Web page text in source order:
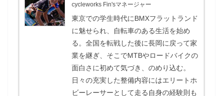
cycleworks Fin'sマネージャー
東京での学生時代にBMXフラットランド
に魅せられ、自転車のある生活を始め
る。全国を転戦した後に長岡に戻って家
業を継ぎ、そこでMTBやロードバイクの
面白さに初めて気づき、のめり込む。
日々の充実した整備内容にはエリートホ
ビーレーサーとして走る自身の経験則も